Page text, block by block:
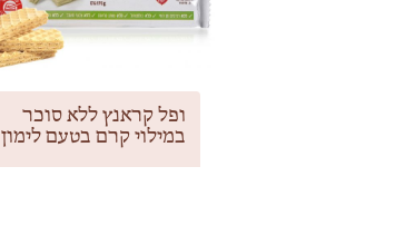
ופל קראנץ ללא סוכר
במילוי קרם בטעם לימון